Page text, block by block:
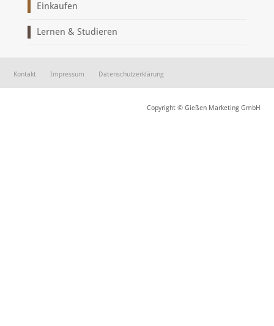
Einkaufen
Lernen & Studieren
Kontakt Impressum Datenschutzerklärung
Copyright © Gießen Marketing GmbH